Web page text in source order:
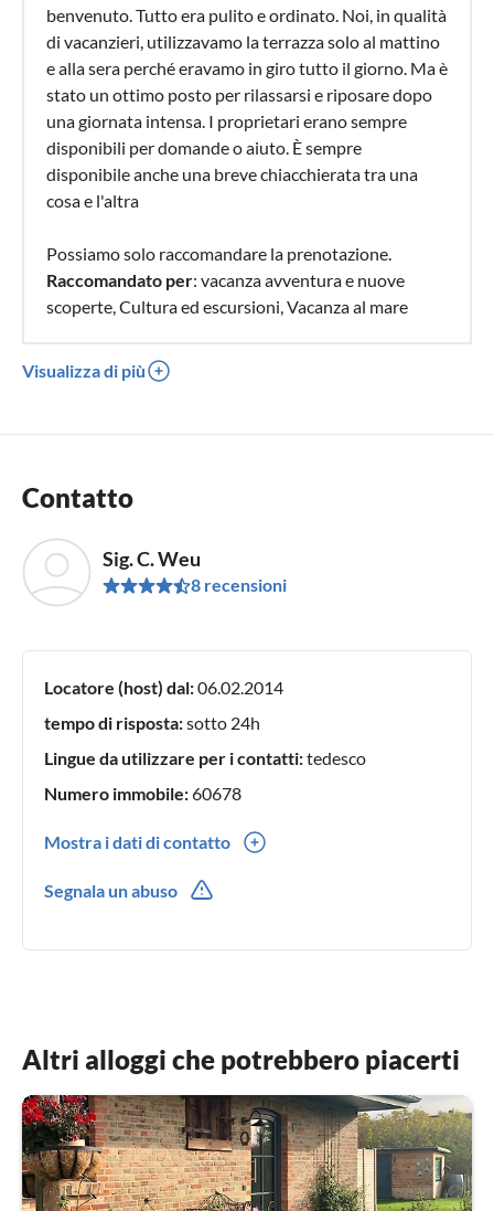
benvenuto. Tutto era pulito e ordinato. Noi, in qualità
di vacanzieri, utilizzavamo la terrazza solo al mattino
e alla sera perché eravamo in giro tutto il giorno. Ma è
stato un ottimo posto per rilassarsi e riposare dopo
una giornata intensa. I proprietari erano sempre
disponibili per domande o aiuto. È sempre
disponibile anche una breve chiacchierata tra una
cosa e l'altra
Possiamo solo raccomandare la prenotazione.
Raccomandato per: vacanza avventura e nuove
scoperte, Cultura ed escursioni, Vacanza al mare
Visualizza di più
Contatto
Sig. C. Weu
8 recensioni
Locatore (host) dal:06.02.2014
tempo di risposta:sotto 24h
Lingue da utilizzare per i contatti:tedesco
Numero immobile:60678
Mostra i dati di contatto
Segnala un abuso
Altri alloggi che potrebbero piacerti